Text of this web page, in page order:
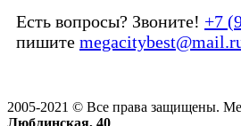
Есть вопросы? Звоните! +7
пишите
2005-2021 © Все права защищены.